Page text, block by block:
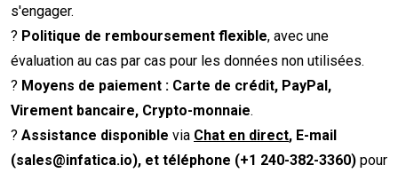
s'engager.
? Politique de remboursement flexible, avec une
évaluation au cas par cas pour les données non utilisées.
? Moyens de paiement : Carte de crédit, PayPal,
Virement bancaire, Crypto-monnaie.
? Assistance disponible via Chat en direct, E-mail
(sales@infatica.io), et téléphone (+1 240-382-3360) pour